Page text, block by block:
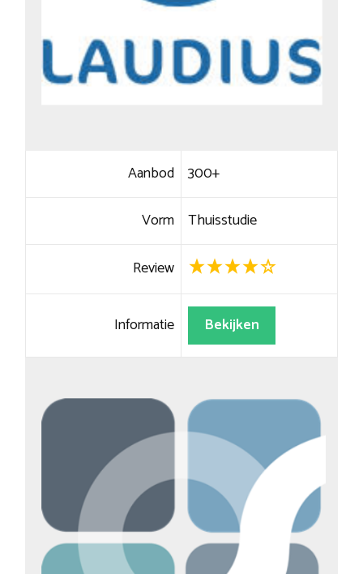
Aanbod 300+
Vorm Thuisstudie
Review
Informatie Bekijken